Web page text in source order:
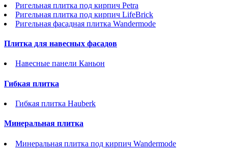
Ригельная плитка под кирпич Petra
Ригельная плитка под кирпич LifeBrick
Ригельная фасадная плитка Wandermode
Плитка для навесных фасадов
Навесные панели Каньон
Гибкая плитка
Гибкая плитка Hauberk
Минеральная плитка
Минеральная плитка под кирпич Wandermode